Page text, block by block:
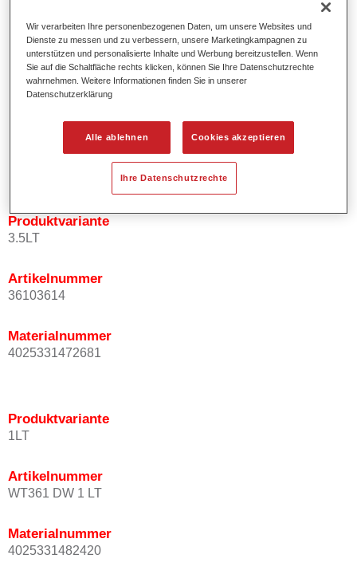
Produktmerkmale
Einfach und schnell zu verarbeiten.
Bietet eine hohe Farbtongenauigkeit und gleichmäßige
Effektausrichtung.
Fördert kurze Prozesszeiten.
Ermöglicht einfaches und sicheres Einlackieren.
Kann variabel eingesetzt werden, z.B. für Innenraum-,
Mehrschicht- und Mehrfarbenlackierungen.
Produktvariante
3.5LT
Artikelnummer
36103614
Materialnummer
4025331472681
Produktvariante
1LT
Artikelnummer
WT361 DW 1 LT
Materialnummer
4025331482420
Wir verarbeiten Ihre personenbezogenen Daten, um unsere Websites und
Dienste zu messen und zu verbessern, unsere Marketingkampagnen zu
unterstützen und personalisierte Inhalte und Werbung bereitzustellen. Wenn
Sie auf die Schaltfläche rechts klicken, können Sie Ihre Datenschutzrechte
wahrnehmen. Weitere Informationen finden Sie in unserer
Datenschutzerklärung
Alle ablehnen Cookies akzeptieren
Ihre Datenschutzrechte